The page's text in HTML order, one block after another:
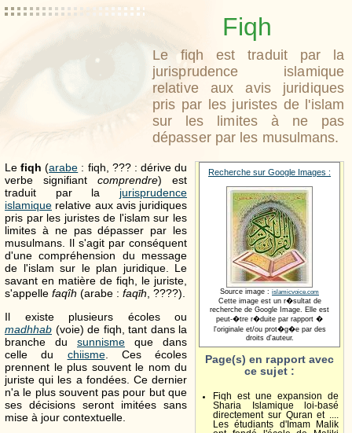
Fiqh
Le fiqh est traduit par la
jurisprudence islamique
relative aux avis juridiques
pris par les juristes de l'islam
sur les limites à ne pas
dépasser par les musulmans.
Recherche sur Google Images :
Source image : islamicvoice.com
Cette image est un r�sultat de
recherche de Google Image. Elle est
peut-�tre r�duite par rapport �
l'originale et/ou prot�g�e par des
droits d'auteur.
Page(s) en rapport avec
ce sujet :
Fiqh est une expansion de
Sharia Islamique loi-basé
directement sur Quran et ....
Les étudiants d'Imam Malik
Lefiqh (arabe : fiqh, ???: dérive du
verbe signifiant comprendre) est
traduit par la jurisprudence
islamique relative aux avis juridiques
pris par les juristes de l'islam sur les
limites à ne pas dépasser par les
musulmans. Il s'agit par conséquent
d'une compréhension du message
de l'islam sur le plan juridique. Le
savant en matière de fiqh, le juriste,
s'appelle faqîh (arabe : faqīh ????).
Il existe plusieurs écoles ou
madhhab (voie) de fiqh, tant dans la
branche du sunnisme que dans
celle du chiisme. Ces écoles
prennent le plus souvent le nom du
juriste qui les a fondées. Ce dernier
n'a le plus souvent pas pour but que
ses décisions seront imitées sans
mise à jour contextuelle.